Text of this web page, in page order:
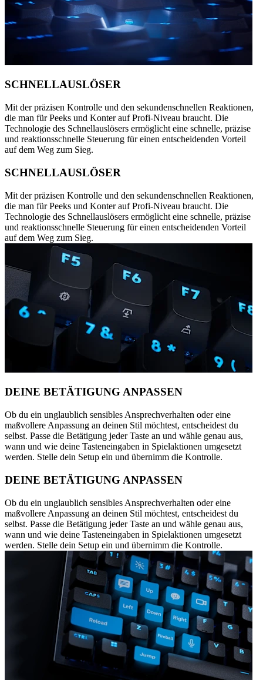
SCHNELLAUSLÖSER
Mit der präzisen Kontrolle und den sekundenschnellen Reaktionen,
die man für Peeks und Konter auf Profi-Niveau braucht. Die
Technologie des Schnellauslösers ermöglicht eine schnelle, präzise
und reaktionsschnelle Steuerung für einen entscheidenden Vorteil
auf dem Weg zum Sieg.
SCHNELLAUSLÖSER
Mit der präzisen Kontrolle und den sekundenschnellen Reaktionen,
die man für Peeks und Konter auf Profi-Niveau braucht. Die
Technologie des Schnellauslösers ermöglicht eine schnelle, präzise
und reaktionsschnelle Steuerung für einen entscheidenden Vorteil
auf dem Weg zum Sieg.
DEINE BETÄTIGUNG ANPASSEN
Ob du ein unglaublich sensibles Ansprechverhalten oder eine
maßvollere Anpassung an deinen Stil möchtest, entscheidest du
selbst. Passe die Betätigung jeder Taste an und wähle genau aus,
wann und wie deine Tasteneingaben in Spielaktionen umgesetzt
werden. Stelle dein Setup ein und übernimm die Kontrolle.
DEINE BETÄTIGUNG ANPASSEN
Ob du ein unglaublich sensibles Ansprechverhalten oder eine
maßvollere Anpassung an deinen Stil möchtest, entscheidest du
selbst. Passe die Betätigung jeder Taste an und wähle genau aus,
wann und wie deine Tasteneingaben in Spielaktionen umgesetzt
werden. Stelle dein Setup ein und übernimm die Kontrolle.